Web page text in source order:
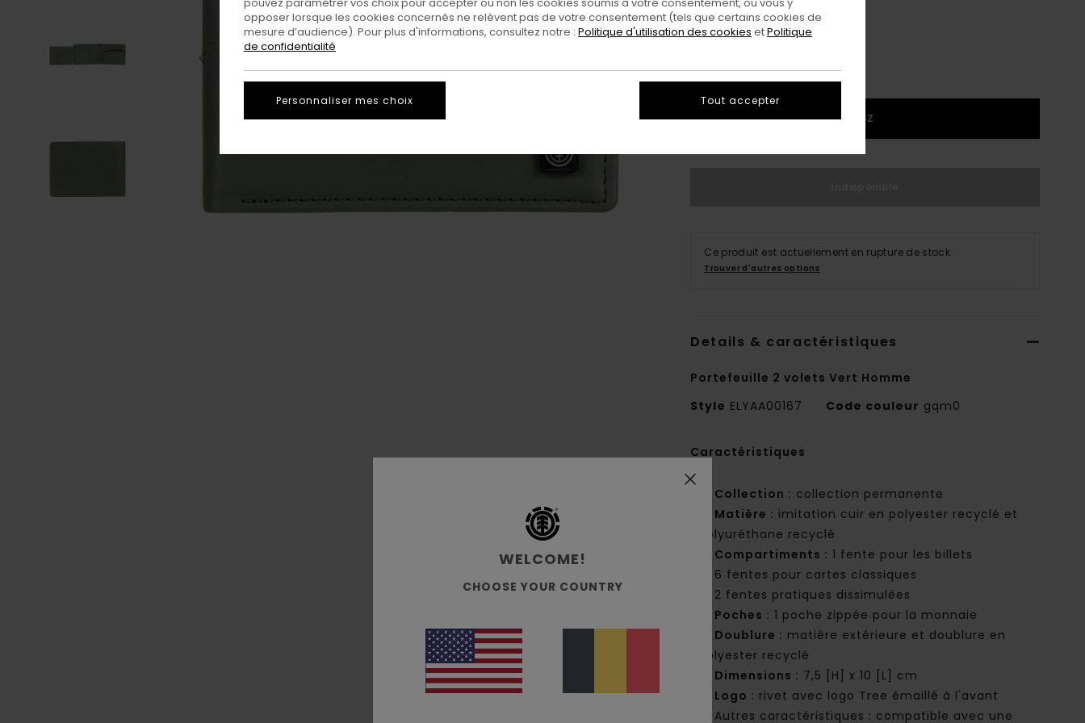
1SZ
Ce produit est actuellement en rupture de stock.
Trouver d'autres options
Details & caractéristiques
Portefeuille 2 volets Vert Homme
Style ELYAA00167 Code couleur gqm0
Caractéristiques
Collection : collection permanente
Matière : imitation cuir en polyester recyclé et
polyuréthane recyclé
Compartiments : 1 fente pour les billets
6 fentes pour cartes classiques
2 fentes pratiques dissimulées
Poches : 1 poche zippée pour la monnaie
Doublure : matière extérieure et doublure en
polyester recyclé
Dimensions : 7,5 [H] x 10 [L] cm
Logo : rivet avec logo Tree émaillé à l'avant
Autres caractéristiques : compatible avec une
WELCOME!
CHOOSE YOUR COUNTRY
opposer lorsque les cookies concernés ne relèvent pas de votre consentement (tels que certains cookies de
mesure d’audience). Pour plus d'informations, consultez notre : Politique d'utilisation des cookies etPolitique
de confidentialité
Personnaliser mes choix Tout accepter